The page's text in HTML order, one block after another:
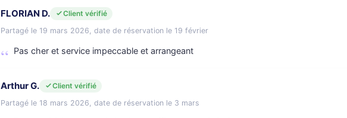
FLORIAN D.
Client vérifié
Partagé le 19 mars 2026, date de réservation le 19 février
Pas cher et service impeccable et arrangeant
Arthur G.
Client vérifié
Partagé le 18 mars 2026, date de réservation le 3 mars